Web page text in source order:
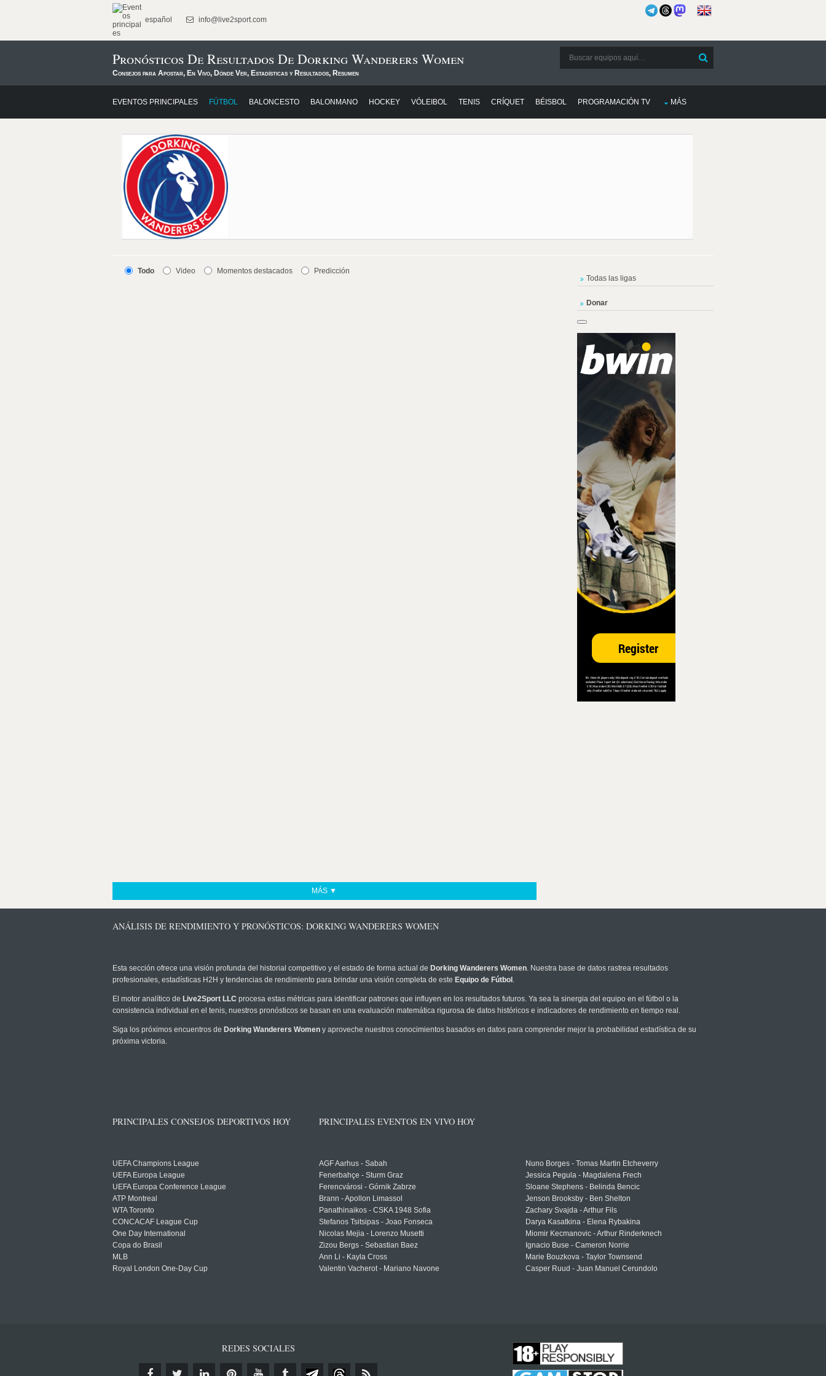
español info@live2sport.com
Pronósticos De Resultados De Dorking Wanderers Women
Consejos para Apostar, En Vivo, Dónde Ver, Estadísticas y Resultados, Resumen
EVENTOS PRINCIPALES FÚTBOL BALONCESTO BALONMANO HOCKEY VÓLEIBOL TENIS CRÍQUET BÉISBOL PROGRAMACIÓN TV MÁS
Todo Video Momentos destacados Predicción
MÁS ▼
Todas las ligas
Donar
ANÁLISIS DE RENDIMIENTO Y PRONÓSTICOS: DORKING WANDERERS WOMEN
Esta sección ofrece una visión profunda del historial competitivo y el estado de forma actual de Dorking Wanderers Women. Nuestra base de datos rastrea resultados
profesionales, estadísticas H2H y tendencias de rendimiento para brindar una visión completa de este Equipo de Fútbol .
El motor analítico de Live2Sport LLC procesa estas métricas para identificar patrones que influyen en los resultados futuros. Ya sea la sinergia del equipo en el fútbol o la
consistencia individual en el tenis, nuestros pronósticos se basan en una evaluación matemática rigurosa de datos históricos e indicadores de rendimiento en tiempo real.
Siga los próximos encuentros de Dorking Wanderers Women y aproveche nuestros conocimientos basados en datos para comprender mejor la probabilidad estadística de su
próxima victoria.
PRINCIPALES CONSEJOS DEPORTIVOS HOY
UEFA Champions League
UEFA Europa League
UEFA Europa Conference League
ATP Montreal
WTA Toronto
CONCACAF League Cup
One Day International
Copa do Brasil
MLB
Royal London One-Day Cup
PRINCIPALES EVENTOS EN VIVO HOY
AGF Aarhus - Sabah
Fenerbahçe - Sturm Graz
Ferencvárosi - Górnik Zabrze
Brann - Apollon Limassol
Panathinaikos - CSKA 1948 Sofia
Stefanos Tsitsipas - Joao Fonseca
Nicolas Mejia - Lorenzo Musetti
Zizou Bergs - Sebastian Baez
Ann Li - Kayla Cross
Valentin Vacherot - Mariano Navone
Nuno Borges - Tomas Martin Etcheverry
Jessica Pegula - Magdalena Frech
Sloane Stephens - Belinda Bencic
Jenson Brooksby - Ben Shelton
Zachary Svajda - Arthur Fils
Darya Kasatkina - Elena Rybakina
Miomir Kecmanovic - Arthur Rinderknech
Ignacio Buse - Cameron Norrie
Marie Bouzkova - Taylor Townsend
Casper Ruud - Juan Manuel Cerundolo
REDES SOCIALES